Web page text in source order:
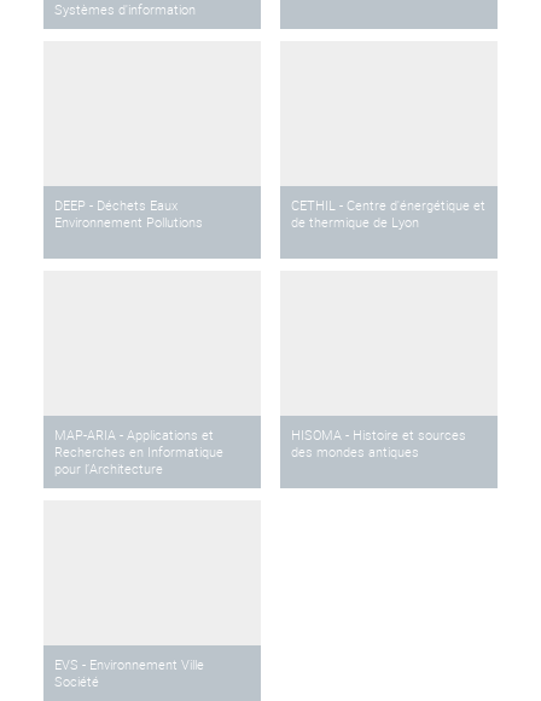
Systèmes d'information
DEEP - Déchets Eaux
Environnement Pollutions
CETHIL - Centre d'énergétique et
de thermique de Lyon
MAP-ARIA - Applications et
Recherches en Informatique
pour l’Architecture
HISOMA - Histoire et sources
des mondes antiques
EVS - Environnement Ville
Société